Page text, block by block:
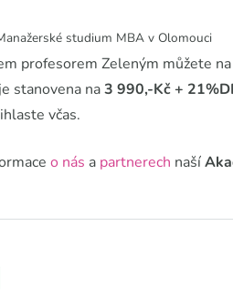
studium MBA v Olomouci
profesorem Zeleným můžete
stanovena na3 990,-Kč +
včas.
o nás a partnerech naší